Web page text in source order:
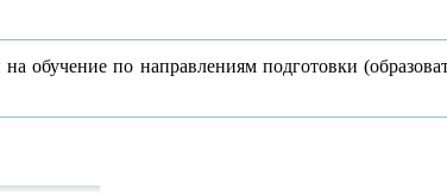
обучение по направлениям подготовки